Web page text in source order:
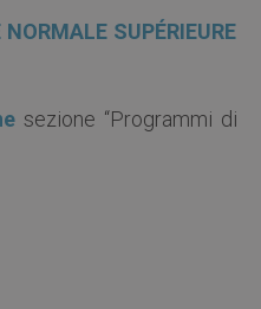
SUPÉRIEURE
sezione “Programmi di